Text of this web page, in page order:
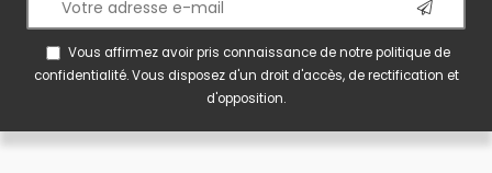
Vous affirmez avoir pris connaissance de notrepolitique de
confidentialité. Vous disposez d'un droit d'accès, de rectification et
d'opposition.